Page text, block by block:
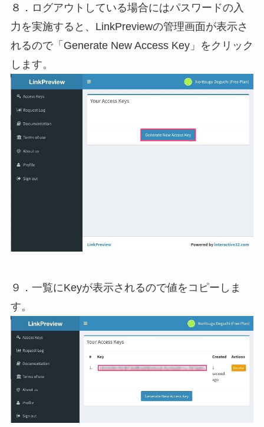
８．ログアウトしている場合にはパスワードの入
力を実施すると、LinkPreviewの管理画面が表示さ
れるので「Generate New Access Key」をクリック
します。
９．一覧にKeyが表示されるので値をコピーしま
す。